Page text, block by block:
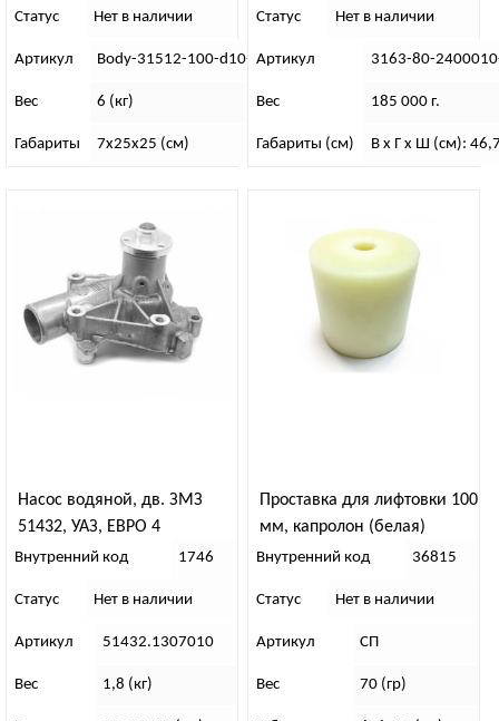
Статус Нет в наличии
Артикул Body-31512-100-d10-12
Вес 6 (кг)
Габариты 7х25х25 (см)
Статус Нет в наличии
Артикул 3163-80-
Вес 185 000 г.
Габариты (см) В х Г х Ш (см):
Насос водяной, дв. ЗМЗ
51432, УАЗ, ЕВРО 4
Внутренний код 1746
Статус Нет в наличии
Артикул 51432.1307010
Вес 1,8 (кг)
Проставка для лифтовки 100
мм, капролон (белая)
Внутренний код 36815
Статус Нет в наличии
Артикул СП
Вес 70 (гр)